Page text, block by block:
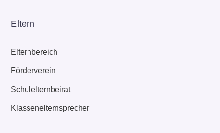
Eltern
Elternbereich
Förderverein
Schulelternbeirat
Klassenelternsprecher